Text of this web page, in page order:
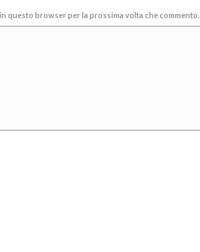
questo browser per la prossima volta che commento.